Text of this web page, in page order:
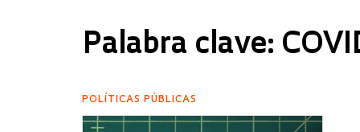
Palabra clave:
POLÍTICAS PÚBLICAS